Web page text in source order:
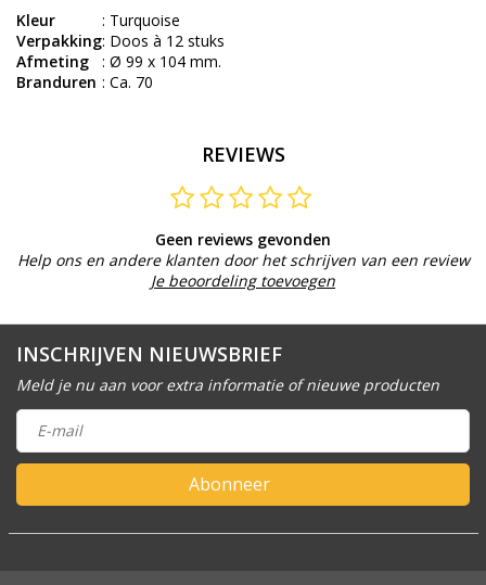
Kleur
: Turquoise
Verpakking: Doos à 12 stuks
Afmeting
: Ø 99 x 104 mm.
Branduren : Ca. 70
REVIEWS
Geen reviews gevonden
Help ons en andere klanten door het schrijven van een review
Je beoordeling toevoegen
INSCHRIJVEN NIEUWSBRIEF
Meld je nu aan voor extra informatie of nieuwe producten
Abonneer